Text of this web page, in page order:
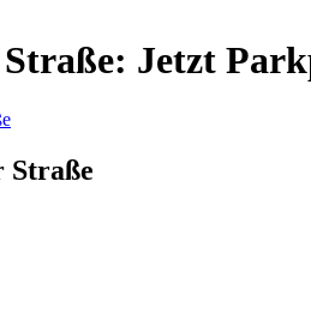
Jetzt
Straße